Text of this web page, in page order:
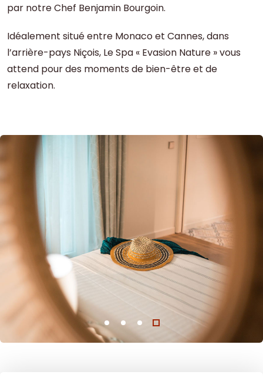
par notre Chef Benjamin Bourgoin.
Idéalement situé entre Monaco et Cannes, dans
l’arrière-pays Niçois, Le Spa « Evasion Nature » vous
attend pour des moments de bien-être et de
relaxation.